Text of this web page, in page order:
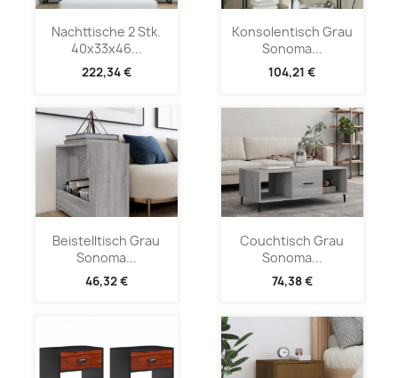
Nachttische 2 Stk.
40x33x46...
222,34 €
Konsolentisch Grau
Sonoma...
104,21 €
Beistelltisch Grau
Sonoma...
46,32 €
Couchtisch Grau
Sonoma...
74,38 €